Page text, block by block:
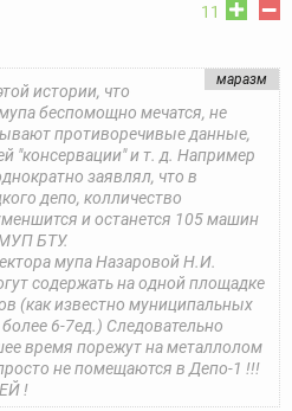
11
маразм
истории, что
беспомощно мечатся, не
противоречивые данные,
"консервации" и т. д. Например
заявлял, что в
депо, колличество
и останется 105 машин
БТУ.
мупа Назаровой Н.И.
содержать на одной площадке
(как известно муниципальных
6-7ед.) Следовательно
время порежут на металлолом
не помещаются в Депо-1 !!!
!